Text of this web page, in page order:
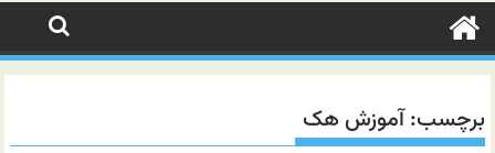
برچسب:آموزش هک